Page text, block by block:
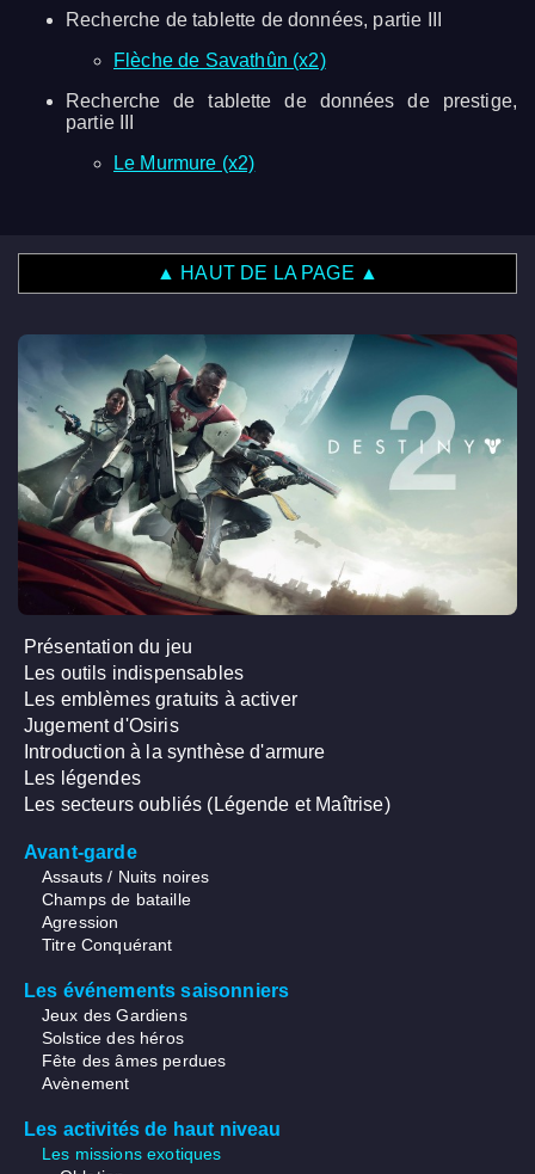
Recherche de tablette de données, partie III
Flèche de Savathûn (x2)
Recherche de tablette de données de prestige,
partie III
Le Murmure (x2)
▲ HAUT DE LA PAGE ▲
Présentation du jeu
Les outils indispensables
Les emblèmes gratuits à activer
Jugement d'Osiris
Introduction à la synthèse d'armure
Les légendes
Les secteurs oubliés (Légende et Maîtrise)
Avant-garde
Assauts / Nuits noires
Champs de bataille
Agression
Titre Conquérant
Les événements saisonniers
Jeux des Gardiens
Solstice des héros
Fête des âmes perdues
Avènement
Les activités de haut niveau
Les missions exotiques